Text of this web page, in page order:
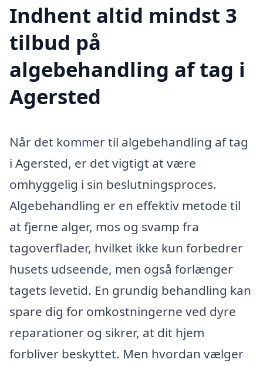
Indhent altid mindst 3
tilbud på
algebehandling af tag i
Agersted
Når det kommer til algebehandling af tag
i Agersted, er det vigtigt at være
omhyggelig i sin beslutningsproces.
Algebehandling er en effektiv metode til
at fjerne alger, mos og svamp fra
tagoverflader, hvilket ikke kun forbedrer
husets udseende, men også forlænger
tagets levetid. En grundig behandling kan
spare dig for omkostningerne ved dyre
reparationer og sikrer, at dit hjem
forbliver beskyttet. Men hvordan vælger